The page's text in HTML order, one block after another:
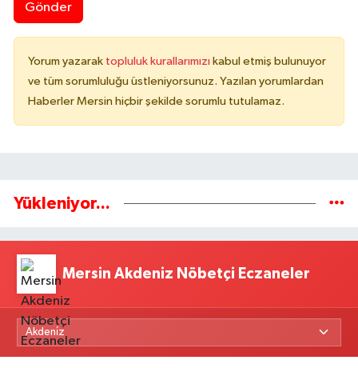
Gönder
Yorum yazarak topluluk kurallarımızı kabul etmiş bulunuyor
ve tüm sorumluluğu üstleniyorsunuz. Yazılan yorumlardan
Haberler Mersin hiçbir şekilde sorumlu tutulamaz.
Yükleniyor...
Mersin Akdeniz Nöbetçi Eczaneler